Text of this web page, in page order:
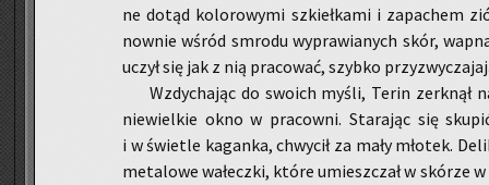
ne dotąd ko­lo­ro­wy­mi szkieł­ka­mi i za­pa­chem
now­nie wśród smro­du wy­pra­wia­nych skór,
uczył się jak z nią pra­co­wać, szyb­ko
Wzdy­cha­jąc do swo­ich myśli, Terin zer­k­nął
nie­wiel­kie okno w pra­cow­ni. Sta­ra­jąc się
i w świe­tle ka­gan­ka, chwy­cił za mały mło­tek.
me­ta­lo­we wa­łecz­ki, które umiesz­czał w skó­rze